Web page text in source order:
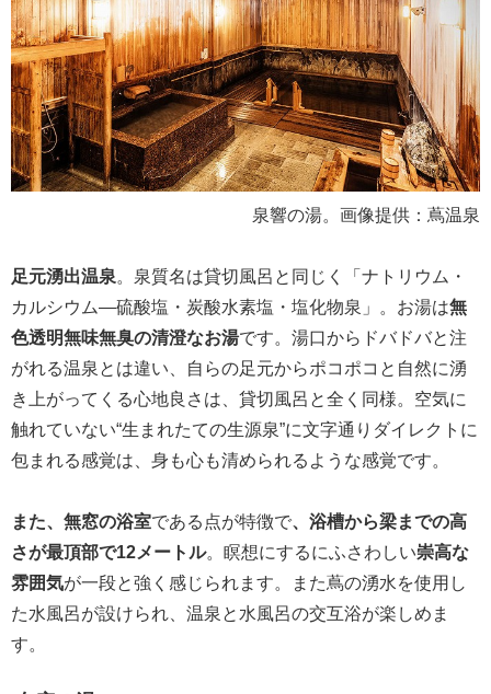
泉響の湯。画像提供：蔦温泉
足元湧出温泉。泉質名は貸切風呂と同じく「ナトリウム・
カルシウム―硫酸塩・炭酸水素塩・塩化物泉」。お湯は無
色透明無味無臭の清澄なお湯です。湯口からドバドバと注
がれる温泉とは違い、自らの足元からポコポコと自然に湧
き上がってくる心地良さは、貸切風呂と全く同様。空気に
触れていない“生まれたての生源泉”に文字通りダイレクトに
包まれる感覚は、身も心も清められるような感覚です。
また、無窓の浴室である点が特徴で、浴槽から梁までの高
さが最頂部で12メートル。瞑想にするにふさわしい崇高な
雰囲気が一段と強く感じられます。また蔦の湧水を使用し
た水風呂が設けられ、温泉と水風呂の交互浴が楽しめま
す。